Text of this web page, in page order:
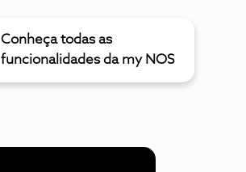
Conheça todas as
funcionalidades da my NOS